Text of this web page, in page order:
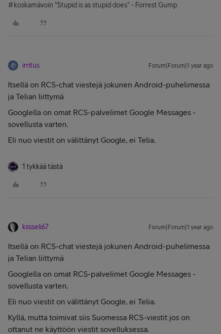
#koskamävoin "Stupid is as stupid does" - Forrest Gump
irritus Forum|Forum|1 year ago
Itsellä on RCS-chat viestejä jokunen Android-puhelimessa
ja Telian liittymä
Googlella on omat RCS-palvelimet Google Messages -
sovellusta varten.
Eli nuo viestit on välittänyt Google, ei Telia.
1 tykkää tästä
kiisseli67 Forum|Forum|1 year ago
Itsellä on RCS-chat viestejä jokunen Android-puhelimessa
ja Telian liittymä
Googlella on omat RCS-palvelimet Google Messages -
sovellusta varten.
Eli nuo viestit on välittänyt Google, ei Telia.
Kyllä, mutta toimivat siis Suomessa RCS-viestit jos on
ottanut ne käyttöön viestit sovelluksessa.